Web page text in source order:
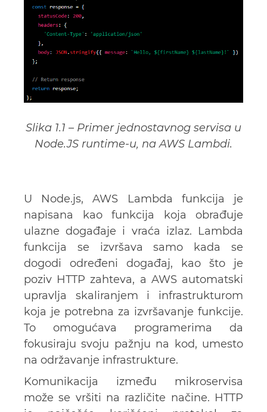
Slika 1.1 – Primer jednostavnog servisa u
Node.JS runtime-u, na AWS Lambdi.
U Node.js, AWS Lambda funkcija je
napisana kao funkcija koja obrađuje
ulazne događaje i vraća izlaz. Lambda
funkcija se izvršava samo kada se
dogodi određeni događaj, kao što je
poziv HTTP zahteva, a AWS automatski
upravlja skaliranjem i infrastrukturom
koja je potrebna za izvršavanje funkcije.
To omogućava programerima da
fokusiraju svoju pažnju na kod, umesto
na održavanje infrastrukture.
Komunikacija između mikroservisa
može se vršiti na različite načine. HTTP